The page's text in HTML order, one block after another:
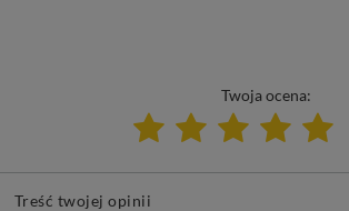
Twoja ocena:
Treść twojej opinii